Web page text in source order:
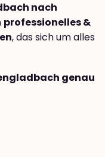
nach
professionelles &
, das sich um alles
genau